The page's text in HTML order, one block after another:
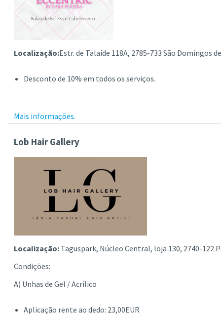
Localização:Estr. de Talaíde 118A, 2785-733 São Domingos
Desconto de 10% em todos os serviços.
Mais informações.
Lob Hair Gallery
Localização:Taguspark, Núcleo Central, loja 130, 2740-122
Condições:
A) Unhas de Gel / Acrílico
Aplicação rente ao dedo: 23,00EUR